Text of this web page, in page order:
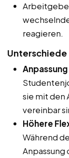
reagieren.
Unterschiede
sie mit den
vereinbar
Höhere
Während